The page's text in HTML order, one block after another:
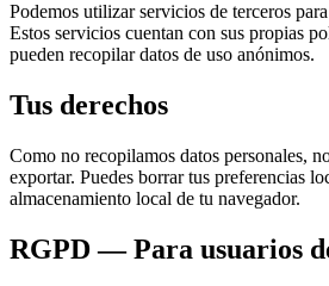
Podemos utilizar servicios de terceros
Estos servicios cuentan con sus propias
pueden recopilar datos de uso anónimos.
Tus derechos
Como no recopilamos datos personales,
exportar. Puedes borrar tus preferencias
almacenamiento local de tu navegador.
RGPD — Para usuarios